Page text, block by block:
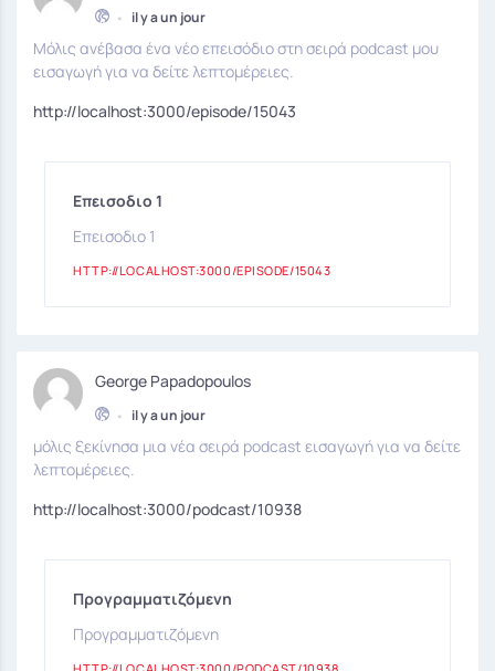
• il y a un jour
Μόλις ανέβασα ένα νέο επεισόδιο στη σειρά podcast μου
εισαγωγή για να δείτε λεπτομέρειες.
http://localhost:3000/episode/15043
Επεισοδιο 1
Επεισοδιο 1
HTTP://LOCALHOST:3000/EPISODE/15043
George Papadopoulos
• il y a un jour
μόλις ξεκίνησα μια νέα σειρά podcast εισαγωγή για να δείτε
λεπτομέρειες.
http://localhost:3000/podcast/10938
Προγραμματιζόμενη
Προγραμματιζόμενη